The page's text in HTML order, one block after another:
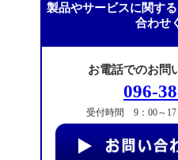
製品やサービスに関す
合わせ
お電話でのお問
096-
受付時間 9：00～17